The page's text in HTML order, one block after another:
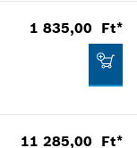
1 835,00 Ft*
11 285,00 Ft*